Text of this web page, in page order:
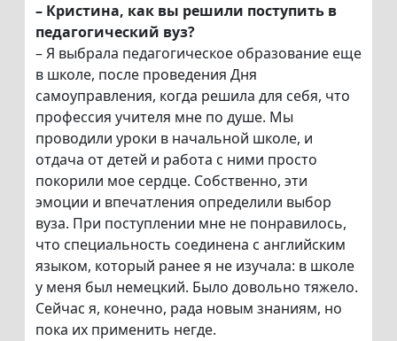
– Кристина, как вы решили поступить в
педагогический вуз?
– Я выбрала педагогическое образование еще
в школе, после проведения Дня
самоуправления, когда решила для себя, что
профессия учителя мне по душе. Мы
проводили уроки в начальной школе, и
отдача от детей и работа с ними просто
покорили мое сердце. Собственно, эти
эмоции и впечатления определили выбор
вуза. При поступлении мне не понравилось,
что специальность соединена с английским
языком, который ранее я не изучала: в школе
у меня был немецкий. Было довольно тяжело.
Сейчас я, конечно, рада новым знаниям, но
пока их применить негде.